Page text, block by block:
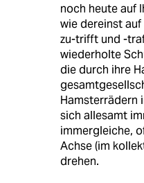
noch heute auf
wie dereinst
zu-trifft und -
wiederholte
die durch ihre
Hamsterrädern
sich allesamt
immergleiche,
Achse (im
drehen.